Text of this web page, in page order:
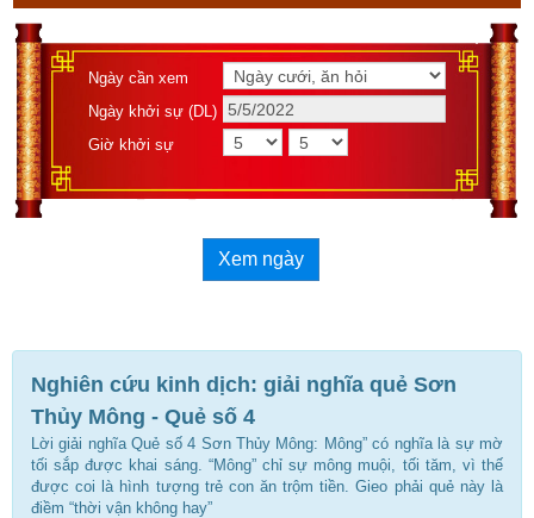
Ngày cần xem
Ngày khởi sự (DL)
Giờ khởi sự
Xem ngày
Nghiên cứu kinh dịch: giải nghĩa quẻ Sơn
Thủy Mông - Quẻ số 4
Lời giải nghĩa Quẻ số 4 Sơn Thủy Mông: Mông” có nghĩa là sự mờ
tối sắp được khai sáng. “Mông” chỉ sự mông muội, tối tăm, vì thế
được coi là hình tượng trẻ con ăn trộm tiền. Gieo phải quẻ này là
điềm “thời vận không hay”